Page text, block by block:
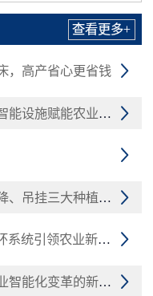
查看更多+

，高产省心更省钱

能设施赋能农业增收


吊挂三大种植槽技术

系统引领农业新潮流

智能化变革的新引擎